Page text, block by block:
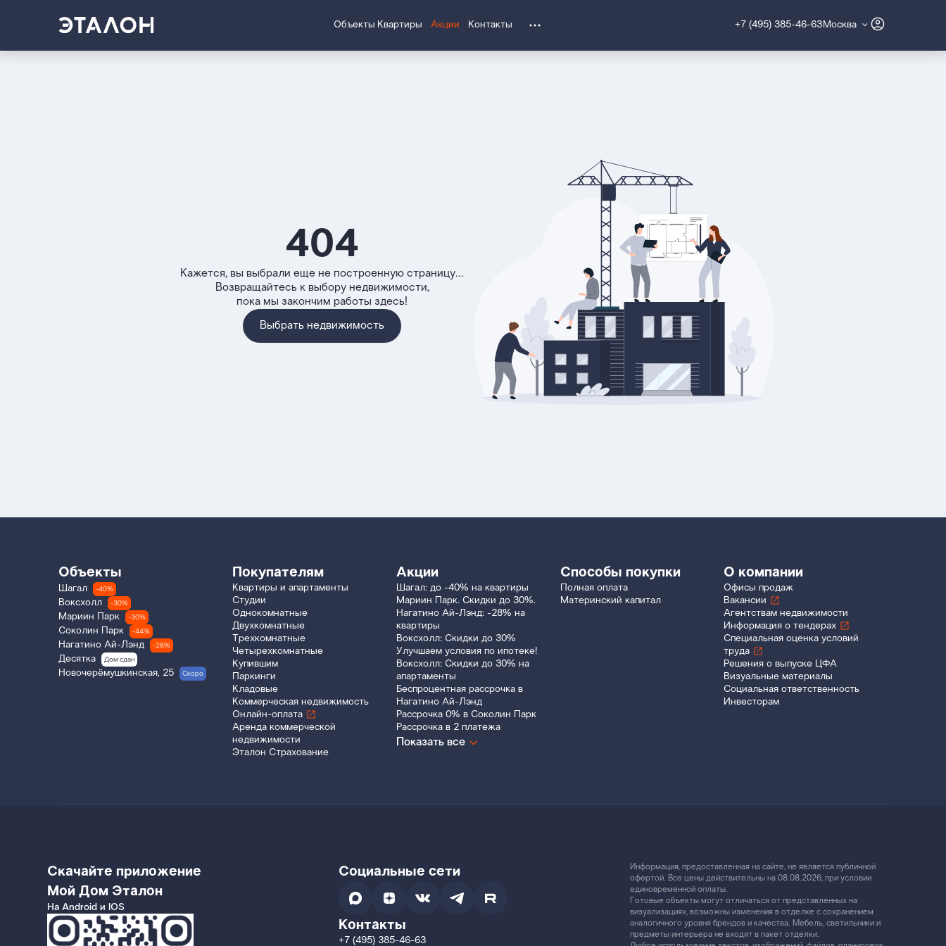
Объекты Квартиры Акции Контакты +7 (495) 385-46-63 Москва
404
Кажется, вы выбрали еще не построенную страницу...
Возвращайтесь к выбору недвижимости,
пока мы закончим работы здесь!
Выбрать недвижимость
Объекты
Шагал -40%
Воксхолл -30%
Мариин Парк -30%
Соколин Парк -44%
Нагатино Ай-Лэнд -28%
Десятка Дом сдан
Новочерёмушкинская, 25 Скоро
Покупателям
Квартиры и апартаменты
Студии
Однокомнатные
Двухкомнатные
Трехкомнатные
Четырехкомнатные
Купившим
Паркинги
Кладовые
Коммерческая недвижимость
Онлайн-оплата
Аренда коммерческой
недвижимости
Эталон Страхование
Акции
Шагал: до -40% на квартиры
Мариин Парк. Скидки до 30%.
Нагатино Ай-Лэнд: -28% на
квартиры
Воксхолл: Скидки до 30%
Улучшаем условия по ипотеке!
Воксхолл: Скидки до 30% на
апартаменты
Беспроцентная рассрочка в
Нагатино Ай-Лэнд
Рассрочка 0% в Соколин Парк
Рассрочка в 2 платежа
Показать все
Способы покупки
Полная оплата
Материнский капитал
О компании
Офисы продаж
Вакансии
Агентствам недвижимости
Информация о тендерах
Специальная оценка условий
труда
Решения о выпуске ЦФА
Визуальные материалы
Социальная ответственность
Инвесторам
Скачайте приложение
Мой Дом Эталон
На Android и IOS
Социальные сети
Контакты
+7 (495) 385-46-63
Информация, предоставленная на сайте, не является публичной
офертой. Все цены действительны на 08.08.2026, при условии
единовременной оплаты.
Готовые объекты могут отличаться от представленных на
визуализациях, возможны изменения в отделке с сохранением
аналогичного уровня брендов и качества. Мебель, светильники и
предметы интерьера не входят в пакет отделки.